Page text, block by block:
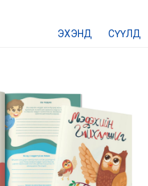
ЭХЭНД СҮҮЛД